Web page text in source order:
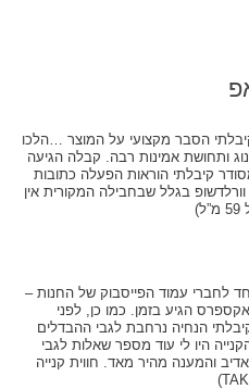
הסבר מקצועי על המוצר …הלכו
ותחושת אמינות רבה. קבלה הגיעה
קיבלתי הוראות הפעלה כתובות
בגלל שבחבילה המקורית אין
לחברי עמוד הפייסבוק של החנות –
הגיע בזמן. כמו כן, לפני
הנחיה נרחבת לגבי ההבדלים
היו לי עוד מספר שאלות לגבי
והמענה מהיר מאד. חווית קנייה